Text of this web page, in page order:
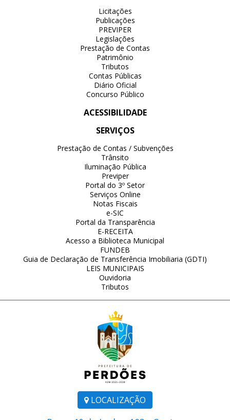
LOCALIZAÇÃO
Licitações
Publicações
PREVIPER
Legislações
Prestação de Contas
Patrimônio
Tributos
Contas Públicas
Diário Oficial
Concurso Público
ACESSIBILIDADE
SERVIÇOS
Prestação de Contas / Subvenções
Trânsito
Iluminação Pública
Previper
Portal do 3º Setor
Serviços Online
Notas Fiscais
e-SIC
Portal da Transparência
E-RECEITA
Acesso a Biblioteca Municipal
FUNDEB
Guia de Declaração de Transferência Imobiliaria (GDTI)
LEIS MUNICIPAIS
Ouvidoria
Tributos